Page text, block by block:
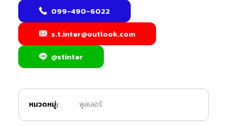
099-490-6022
s.t.inter@outlook.com
@stinter
หมวดหมู่: พูลเลอร์